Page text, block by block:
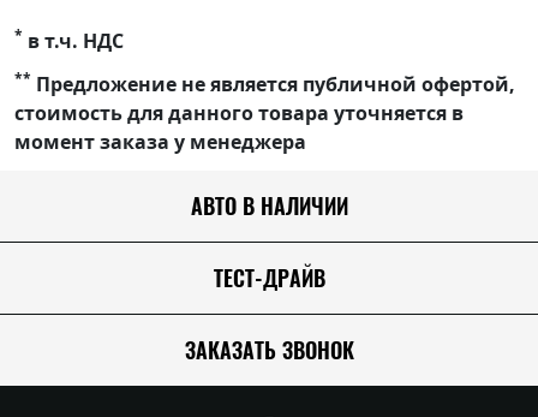
* в т.ч. НДС
** Предложение не является публичной офертой,
стоимость для данного товара уточняется в
момент заказа у менеджера
АВТО В НАЛИЧИИ
ТЕСТ-ДРАЙВ
ЗАКАЗАТЬ ЗВОНОК